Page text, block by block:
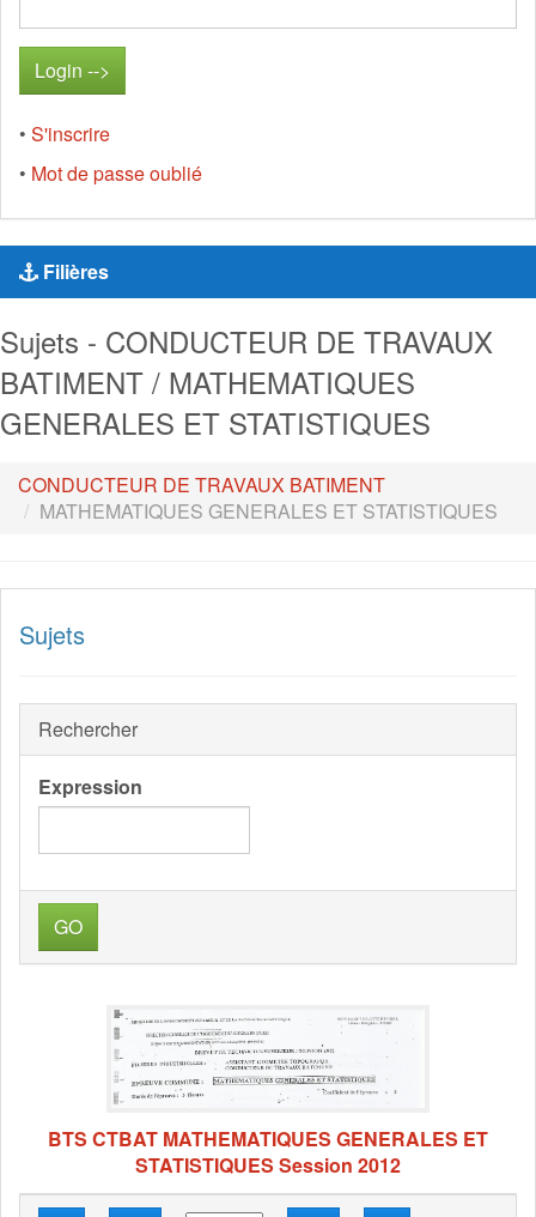
• S'inscrire
• Mot de passe oublié
Filières
Sujets - CONDUCTEUR DE TRAVAUX
BATIMENT / MATHEMATIQUES
GENERALES ET STATISTIQUES
CONDUCTEUR DE TRAVAUX BATIMENT
MATHEMATIQUES GENERALES ET STATISTIQUES
Sujets
Rechercher
Expression
GO
BTS CTBAT MATHEMATIQUES GENERALES ET
STATISTIQUES Session 2012